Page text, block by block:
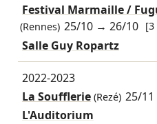
Festival Marmaille /
(Rennes) 25/10 →26/10 [3
Salle Guy Ropartz
2022-2023
La Soufflerie(Rezé) 25/11
L'Auditorium